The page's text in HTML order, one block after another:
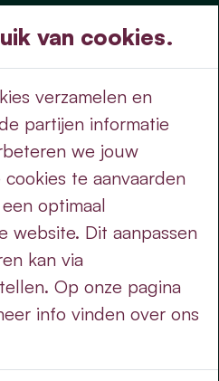
de burger
van cookies.
verzamelen en
partijen informatie
we jouw
te aanvaarden
optimaal
website. Dit aanpassen
kan via
Op onze pagina
info vinden over ons